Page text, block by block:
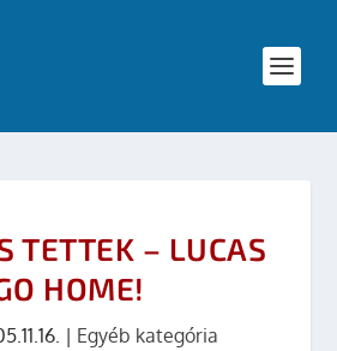
TETTEK – LUCAS
HOME!
| Egyéb kategória